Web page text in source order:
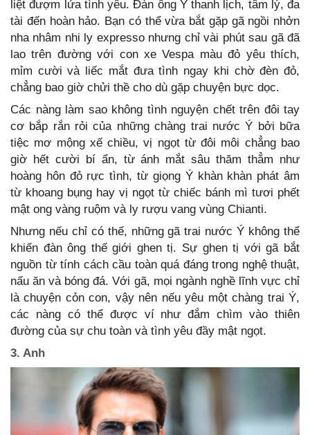
liệt đượm lửa tình yêu. Đàn ông Ý thanh lịch, tâm lý, đa
tài đến hoàn hảo. Bạn có thể vừa bắt gặp gã ngồi nhởn
nha nhâm nhi ly expresso nhưng chỉ vài phút sau gã đã
lao trên đường với con xe Vespa màu đỏ yêu thích,
mỉm cười và liếc mắt đưa tình ngay khi chờ đèn đỏ,
chẳng bao giờ chửi thề cho dù gặp chuyện bực dọc.
Các nàng làm sao không tình nguyện chết trên đôi tay
cơ bắp rắn rỏi của những chàng trai nước Ý bởi bữa
tiệc mơ mộng xế chiều, vị ngọt từ đôi môi chẳng bao
giờ hết cười bí ẩn, từ ánh mắt sâu thăm thẳm như
hoàng hôn đỏ rực tình, từ giọng Ý khàn khàn phát âm
từ khoang bụng hay vị ngọt từ chiếc bánh mì tươi phết
mật ong vàng ruộm và ly rượu vang vùng Chianti.
Nhưng nếu chỉ có thế, những gã trai nước Ý không thể
khiến đàn ông thế giới ghen tị. Sự ghen tị với gã bắt
nguồn từ tính cách cầu toàn quá đáng trong nghệ thuật,
nấu ăn và bóng đá. Với gã, mọi ngành nghề lĩnh vực chỉ
là chuyện cỏn con, vậy nên nếu yêu một chàng trai Ý,
các nàng có thể được ví như đắm chìm vào thiên
đường của sự chu toàn và tình yêu đầy mật ngọt.
3. Anh